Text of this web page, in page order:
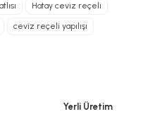
görüntülenemiyor.
bulunuyor.
Hatay ceviz reçeli
ceviz reçeli yapılışı
Yerli Üretim